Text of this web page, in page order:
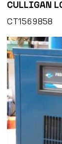
CULLIGAN
CT1569858